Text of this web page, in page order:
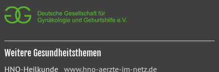
Weitere Gesundheitsthemen
HNO-Heilkunde www.hno-aerzte-im-netz.de